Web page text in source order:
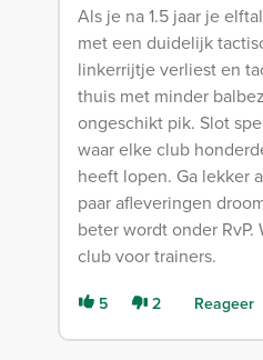
Als je na 1.5 jaar je
met een duidelijk
linkerrijtje verliest en
thuis met minder
ongeschikt pik. Slot
waar elke club
heeft lopen. Ga lekker
paar afleveringen
beter wordt onder
club voor trainers.
5 2 Reageer